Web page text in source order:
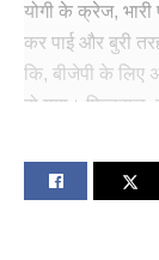
योगी के क्रेज, भारी
कर पाई और बुरी
कि, बीजेपी के लिए
हो गया। फिलहाल,
फैसले देखने को